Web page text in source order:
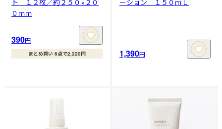
０ｍｍ
390円
まとめ買い 6点で2,220円 1,390円